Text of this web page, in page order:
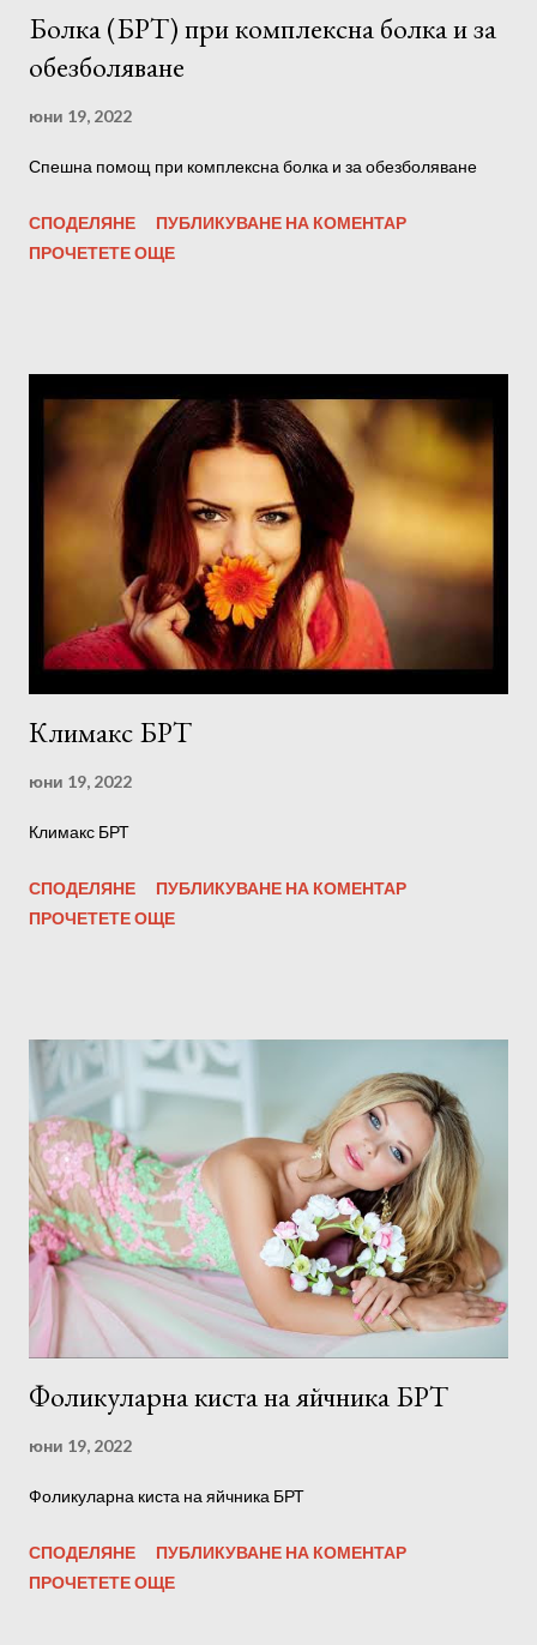
Болка (БРТ) при комплексна болка и за
обезболяване
юни 19, 2022
Спешна помощ при комплексна болка и за обезболяване
СПОДЕЛЯНЕ
ПУБЛИКУВАНЕ НА КОМЕНТАР
ПРОЧЕТЕТЕ ОЩЕ
Климакс БРТ
юни 19, 2022
Климакс БРТ
СПОДЕЛЯНЕ
ПУБЛИКУВАНЕ НА КОМЕНТАР
ПРОЧЕТЕТЕ ОЩЕ
Фоликуларна киста на яйчника БРТ
юни 19, 2022
Фоликуларна киста на яйчника БРТ
СПОДЕЛЯНЕ
ПУБЛИКУВАНЕ НА КОМЕНТАР
ПРОЧЕТЕТЕ ОЩЕ